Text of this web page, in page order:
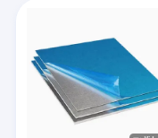
Lembaran Baja
Kumparan Baja